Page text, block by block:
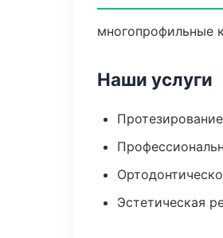
многопрофильные
Наши услуги
Эстетическая